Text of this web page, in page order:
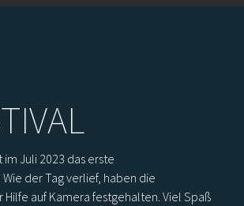
im Juli 2023 das erste
der Tag verlief, haben die
auf Kamera festgehalten. Viel Spaß